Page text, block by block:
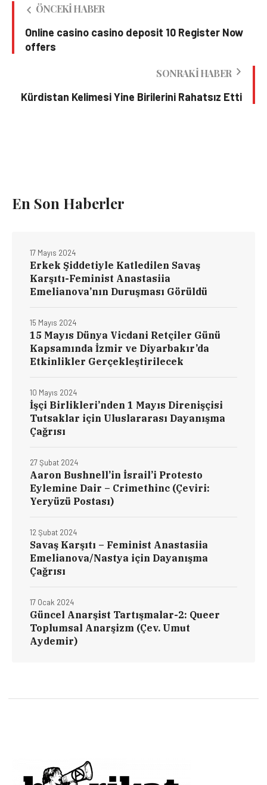
ÖNCEKI HABER
Online casino casino deposit 10 Register Now
offers
SONRAKI HABER
Kürdistan Kelimesi Yine Birilerini Rahatsız Etti
En Son Haberler
Erkek Şiddetiyle Katledilen Savaş
Karşıtı-Feminist Anastasiia
Emelianova’nın Duruşması Görüldü
17 Mayıs 2024
15 Mayıs Dünya Vicdani Retçiler Günü
Kapsamında İzmir ve Diyarbakır’da
Etkinlikler Gerçekleştirilecek
15 Mayıs 2024
İşçi Birlikleri’nden 1 Mayıs Direnişçisi
Tutsaklar için Uluslararası Dayanışma
Çağrısı
10 Mayıs 2024
Aaron Bushnell’in İsrail’i Protesto
Eylemine Dair – Crimethinc (Çeviri:
Yeryüzü Postası)
27 Şubat 2024
Savaş Karşıtı – Feminist Anastasiia
Emelianova/Nastya için Dayanışma
Çağrısı
12 Şubat 2024
Güncel Anarşist Tartışmalar-2: Queer
Toplumsal Anarşizm (Çev. Umut
Aydemir)
17 Ocak 2024